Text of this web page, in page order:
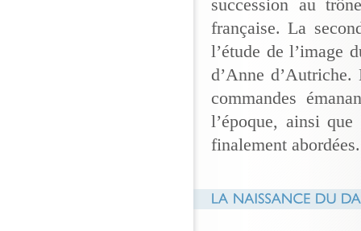
succession au
française. La
l’étude de l’image
d’Anne
commandes
l’époque, ainsi
finalement abordées.